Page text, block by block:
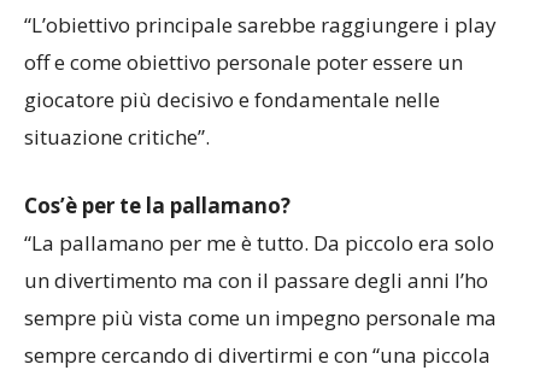
“L’obiettivo principale sarebbe raggiungere i play
off e come obiettivo personale poter essere un
giocatore più decisivo e fondamentale nelle
situazione critiche”.
Cos’è per te la pallamano?
“La pallamano per me è tutto. Da piccolo era solo
un divertimento ma con il passare degli anni l’ho
sempre più vista come un impegno personale ma
sempre cercando di divertirmi e con “una piccola